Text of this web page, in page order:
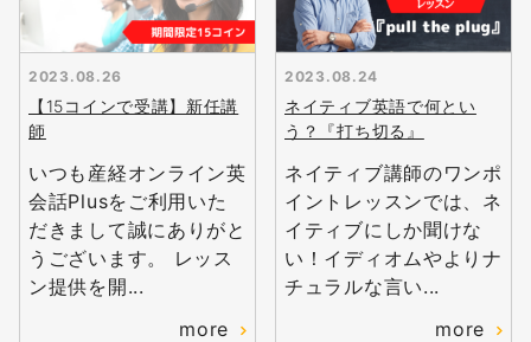
2023.08.26
【15コインで受講】新任講
師
いつも産経オンライン英
会話Plusをご利用いた
だきまして誠にありがと
うございます。 レッス
ン提供を開...
more
2023.08.24
ネイティブ英語で何とい
う？『打ち切る』
ネイティブ講師のワンポ
イントレッスンでは、ネ
イティブにしか聞けな
い！イディオムやよりナ
チュラルな言い...
more